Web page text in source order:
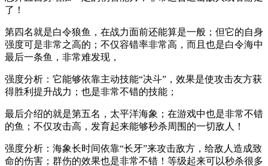
了！
第四名就是白令狼鱼，在战力面前还能算是一般；但它的自身
强度可是非常之高的；不仅容错率非常高，而且也是白令海中
最后一条鱼，非常难发现，
强度分析：它能够依靠主动技能“决斗”，效果是使攻击友方获
得胜利提升战力；也是非常不错的技能；
最后介绍的就是第五名，太平洋海象；在游戏中也是非常不错
的鱼；不仅攻击高，发育起来能够秒杀周围的一切敌人！
强度分析：海象长时间依靠“长牙”来攻击敌方，给敌人造成致
命的伤害；群伤的效果也是非常不错！等级起来可以秒杀很多